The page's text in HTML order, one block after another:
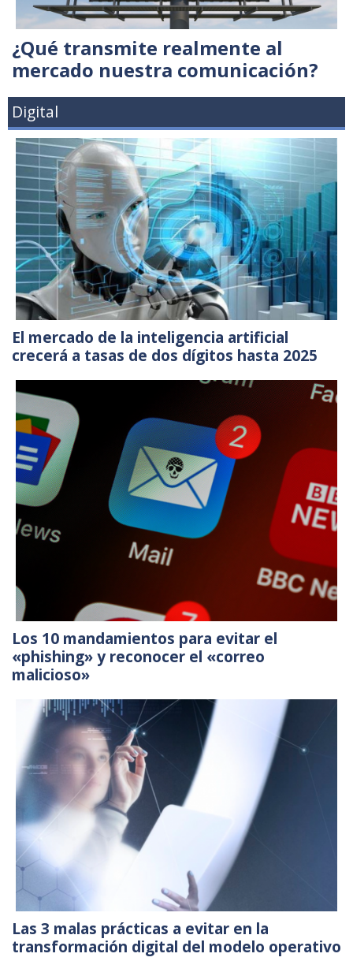
¿Qué transmite realmente al
mercado nuestra comunicación?
Digital
El mercado de la inteligencia artificial
crecerá a tasas de dos dígitos hasta 2025
Los 10 mandamientos para evitar el
«phishing» y reconocer el «correo
malicioso»
Las 3 malas prácticas a evitar en la
transformación digital del modelo operativo